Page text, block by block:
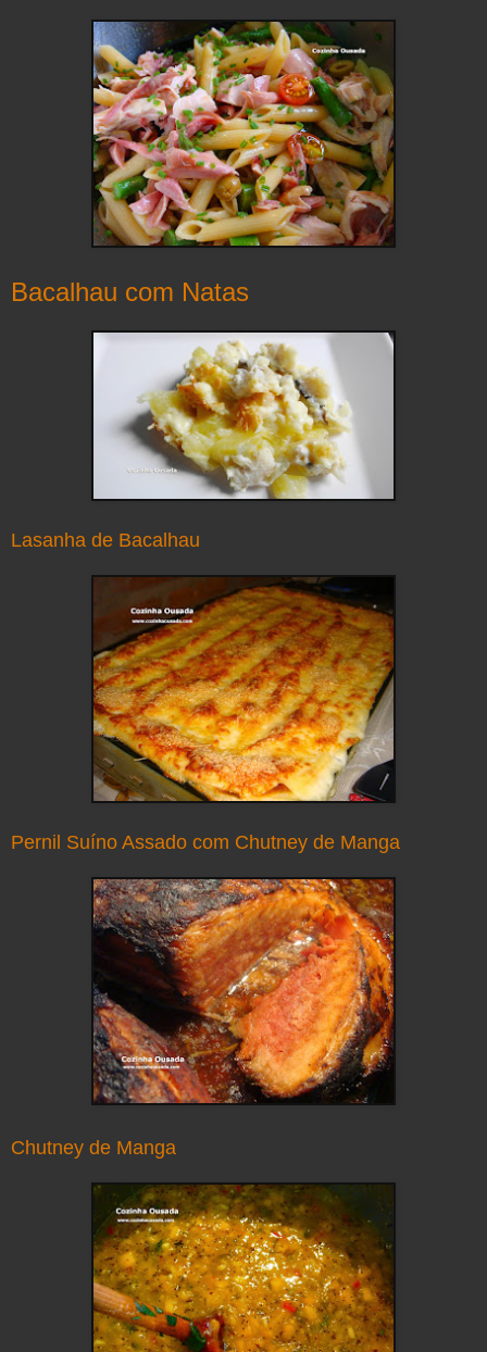
Bacalhau com Natas
Lasanha de Bacalhau
Pernil Suíno Assado com Chutney de Manga
Chutney de Manga